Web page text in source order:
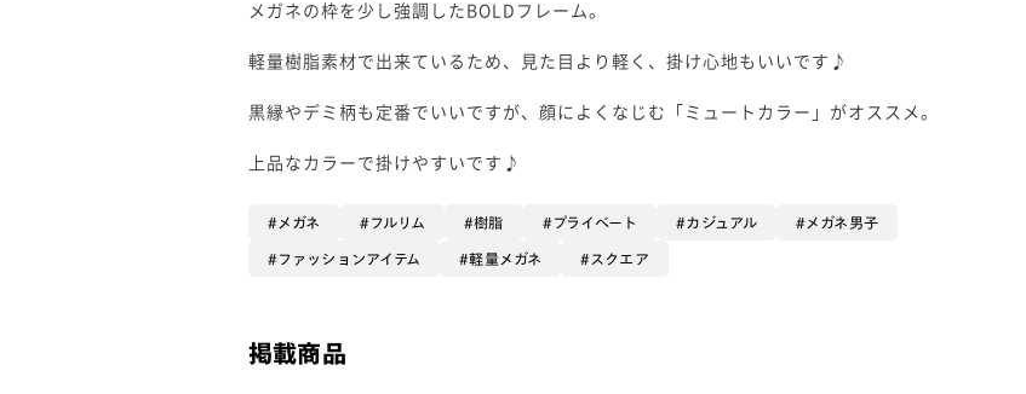
メガネの枠を少し強調したBOLDフレーム。
軽量樹脂素材で出来ているため、見た目より軽く、掛け心地もいいです♪
黒縁やデミ柄も定番でいいですが、顔によくなじむ「ミュートカラー」がオススメ。
上品なカラーで掛けやすいです♪
メガネ フルリム 樹脂 プライベート カジュアル メガネ男子
ファッションアイテム 軽量メガネ スクエア
掲載商品